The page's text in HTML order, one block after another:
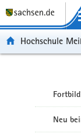
Portalübergreifende
Hochschule
Neu